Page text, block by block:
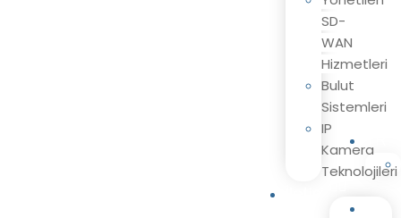
SD-
WAN
Hizmetleri
Bulut
Sistemleri
IP
Kamera
Teknolojileri